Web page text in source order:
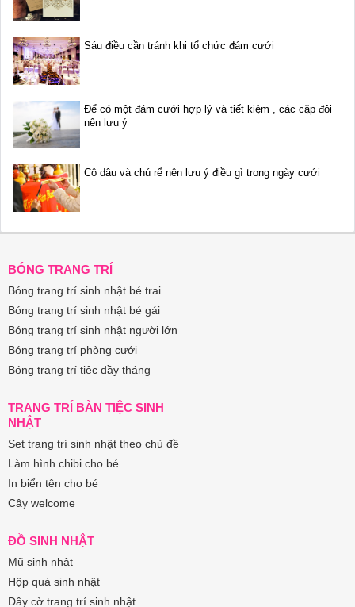
Sáu điều cần tránh khi tổ chức đám cưới
Để có một đám cưới hợp lý và tiết kiệm , các cặp đôi
nên lưu ý
Cô dâu và chú rể nên lưu ý điều gì trong ngày cưới
BÓNG TRANG TRÍ
Bóng trang trí sinh nhật bé trai
Bóng trang trí sinh nhật bé gái
Bóng trang trí sinh nhật người lớn
Bóng trang trí phòng cưới
Bóng trang trí tiệc đầy tháng
TRANG TRÍ BÀN TIỆC SINH
NHẬT
Set trang trí sinh nhật theo chủ đề
Làm hình chibi cho bé
In biển tên cho bé
Cây welcome
ĐỒ SINH NHẬT
Mũ sinh nhật
Hộp quà sinh nhật
Dây cờ trang trí sinh nhật